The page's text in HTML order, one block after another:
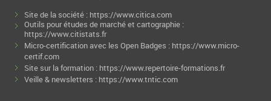
Site de la société : https://www.citica.com
Outils pour études de marché et cartographie :
https://www.citistats.fr
Micro-certification avec les Open Badges : https://www.micro-
certif.com
Site sur la formation : https://www.repertoire-formations.fr
Veille & newsletters : https://www.tntic.com